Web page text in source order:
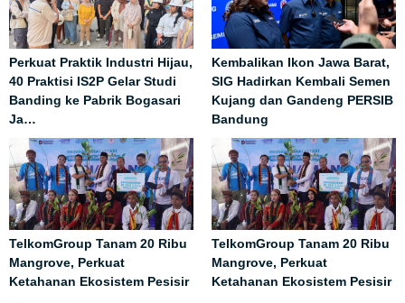
Perkuat Praktik Industri Hijau,
40 Praktisi IS2P Gelar Studi
Banding ke Pabrik Bogasari
Ja…
Kembalikan Ikon Jawa Barat,
SIG Hadirkan Kembali Semen
Kujang dan Gandeng PERSIB
Bandung
TelkomGroup Tanam 20 Ribu
Mangrove, Perkuat
Ketahanan Ekosistem Pesisir
TelkomGroup Tanam 20 Ribu
Mangrove, Perkuat
Ketahanan Ekosistem Pesisir